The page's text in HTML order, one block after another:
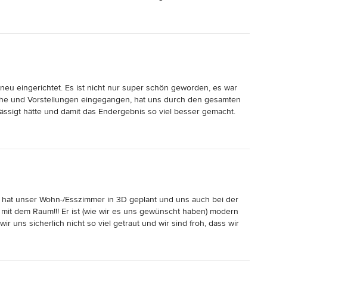
hätte deutlich länger gedauert und viel zusätzlichen
(Leuchten- und Sofaauswahl) abgeschlossen ist, sehen
bereits vor ihrem geistigen Auge gesehen hat. Diese
aber ganz sicher auch nicht so stimmig geworden, sondern
können wir eine uneingeschränkte Empfehlung
Einhalten des Zeitplanes und Preis-Leistungsverhältnis.
übriglässt und gerade in der heutigen Zeit sicher in dieser
sensationelles neues Zuhause. Irene, von ganzem Herzen
eingerichtet. Es ist nicht nur super schön geworden, es war
und Vorstellungen eingegangen, hat uns durch den gesamten
hätte und damit das Endergebnis so viel besser gemacht.
viel Spass gemacht mit ihr zusammen zu arbeiten und ich hoffe
unser Wohn-/Esszimmer in 3D geplant und uns auch bei der
dem Raum!!! Er ist (wie wir es uns gewünscht haben) modern
uns sicherlich nicht so viel getraut und wir sind froh, dass wir
und Bedenken. Ihr Fokus liegt zu 100% darin, dass sich
wir Irene für andere Räume wieder beauftragen, wenn es